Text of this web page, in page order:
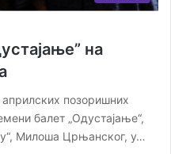
на
позоришних
балет „Одустајање“,
Милоша Црњанског, у…